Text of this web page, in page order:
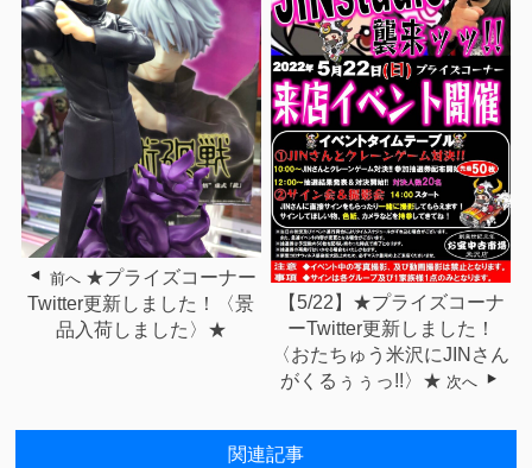
前へ ★プライズコーナー
Twitter更新しました！〈景
品入荷しました〉★
【5/22】★プライズコーナ
ーTwitter更新しました！
〈おたちゅう米沢にJINさん
がくるぅぅっ!!〉★ 次へ
関連記事